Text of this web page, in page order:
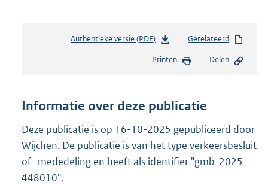
Authentieke versie (PDF)b
s
n
s
r
o
Gerelateerd
Printen Delen
Informatie over deze publicatie
Deze publicatie is op 16-10-2025 gepubliceerd door
Wijchen. De publicatie is van het type verkeersbesluit
of -mededeling en heeft als identifier "gmb-2025-
448010".